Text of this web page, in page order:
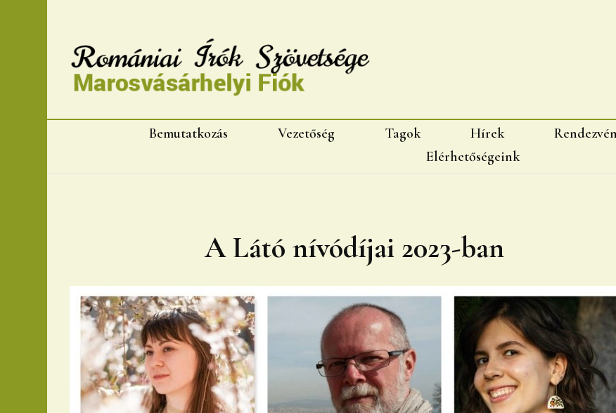
Romániai Írók Szövetsége, Marosvásárhelyi
Bemutatkozás Vezetőség Tagok Hírek
Elérhetőségeink
A Látó nívódíjai 2023-ban